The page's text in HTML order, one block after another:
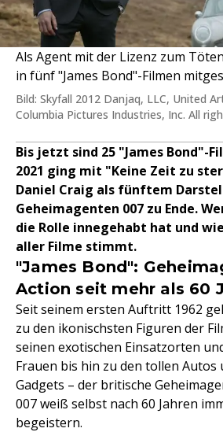
Als Agent mit der Lizenz zum
in fünf "James Bond"-Filmen
Bild: Skyfall 2012 Danjaq, LLC, United
Columbia Pictures Industries, Inc. All
Bis jetzt sind 25 "James Bond"-
2021 ging mit "Keine Zeit zu
Daniel Craig als fünftem
Geheimagenten 007 zu Ende.
die Rolle innegehabt hat und
aller Filme stimmt.
"James Bond":
Action seit mehr als 60
Seit seinem ersten Auftritt 1962
zu den ikonischsten Figuren der
seinen exotischen Einsatzorten
Frauen bis hin zu den tollen
Gadgets – der britische
007 weiß selbst nach 60 Jahren
begeistern.